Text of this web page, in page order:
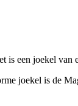
een joekel van
joekel is de